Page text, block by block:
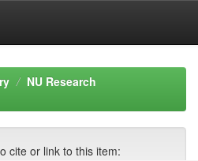
NU Research
cite or link to this item: